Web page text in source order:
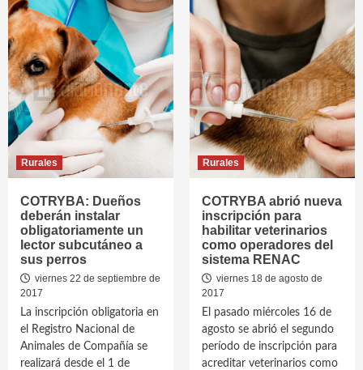
Rurales
COTRYBA: Dueños
deberán instalar
obligatoriamente un
lector subcutáneo a
sus perros
viernes 22 de septiembre de
2017
La inscripción obligatoria en
el Registro Nacional de
Animales de Compañía se
realizará desde el 1 de
Rurales
COTRYBA abrió nueva
inscripción para
habilitar veterinarios
como operadores del
sistema RENAC
viernes 18 de agosto de
2017
El pasado miércoles 16 de
agosto se abrió el segundo
período de inscripción para
acreditar veterinarios como